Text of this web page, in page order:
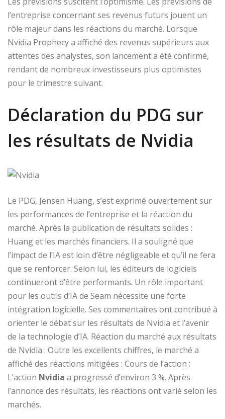
l’entreprise concernant ses revenus futurs jouent un
rôle majeur dans les réactions du marché. Lorsque
Nvidia Prophecy a affiché des revenus supérieurs aux
attentes des analystes, son lancement a été confirmé,
rendant de nombreux investisseurs plus optimistes
pour le trimestre suivant.
Déclaration du PDG sur
les résultats de Nvidia
Le PDG, Jensen Huang, s’est exprimé ouvertement sur
les performances de l’entreprise et la réaction du
marché. Après la publication de résultats solides :
Huang et les marchés financiers. Il a souligné que
l’impact de l’IA est loin d’être négligeable et qu’il ne fera
que se renforcer. Selon lui, les éditeurs de logiciels
continueront d’être performants. Un rôle important
pour les outils d’IA de Seam nécessite une forte
intégration logicielle. Ses commentaires ont contribué à
orienter le débat sur les résultats de Nvidia et l’avenir
de la technologie d’IA. Réaction du marché aux résultats
de Nvidia : Outre les excellents chiffres, le marché a
affiché des réactions mitigées : Cours de l’action :
L’action Nvidia a progressé d’environ 3 %. Après
l’annonce des résultats, les réactions ont varié selon les
marchés.